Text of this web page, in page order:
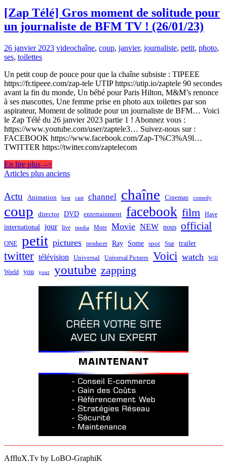
[Zap Télé] Gros moment de solitude pour
un journaliste de BFM TV ! (26/01/23)
26 janvier 2023 videochaîne, coup, janvier, journaliste, petit, photo,
ses, toilettes
Un petit coup de pouce pour que la chaîne subsiste : TIPEEE
https://fr.tipeee.com/zap-tele UTIP https://utip.io/zaptele 90 secondes
avant la fin du monde, Un bébé pour Paris Hilton, M&M’s renonce
à ses mascottes, Une femme prise en photo aux toilettes par son
aspirateur, Moment de solitude pour un journaliste de BFM… Voici
le Zap Télé du 26 janvier 2023 partie 1 ! Abonnez vous :
https://www.youtube.com/user/zaptele3… Suivez-nous sur :
FACEBOOK https://www.facebook.com/Zap-T%C3%A9l…
TWITTER https://twitter.com/zaptelecom
En lire plus -->
Navigation
articles
Articles plus anciens
Actu Animation best cast channel chaîne Cinemas comedy
coup director DVD entertainment facebook film Have
international jour live media More Movie NEW nous official
ONE petit pictures producer Ray Some spot Star trailer
twitter télévision Universal Universal Pictures Voici watch Will
World you your youtube zapping
AffluX.Tv by LoBO-GraphiK